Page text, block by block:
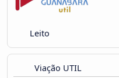
Leito
Viação UTIL